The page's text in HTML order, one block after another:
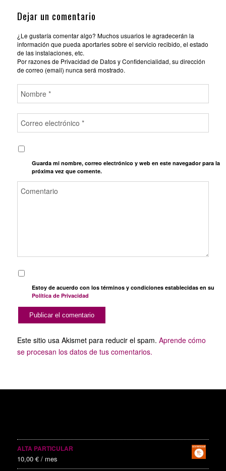
Dejar un comentario
¿Le gustaría comentar algo? Muchos usuarios le agradecerán la
información que pueda aportarles sobre el servicio recibido, el estado
de las instalaciones, etc.
Por razones de Privacidad de Datos y Confidencialidad, su dirección
de correo (email) nunca será mostrado.
Guarda mi nombre, correo electrónico y web en este navegador para la
próxima vez que comente.
Estoy de acuerdo con los términos y condiciones establecidas en su
Política de Privacidad
Este sitio usa Akismet para reducir el spam. Aprende cómo
se procesan los datos de tus comentarios.
ALTA PARTICULAR
10,00 € / mes